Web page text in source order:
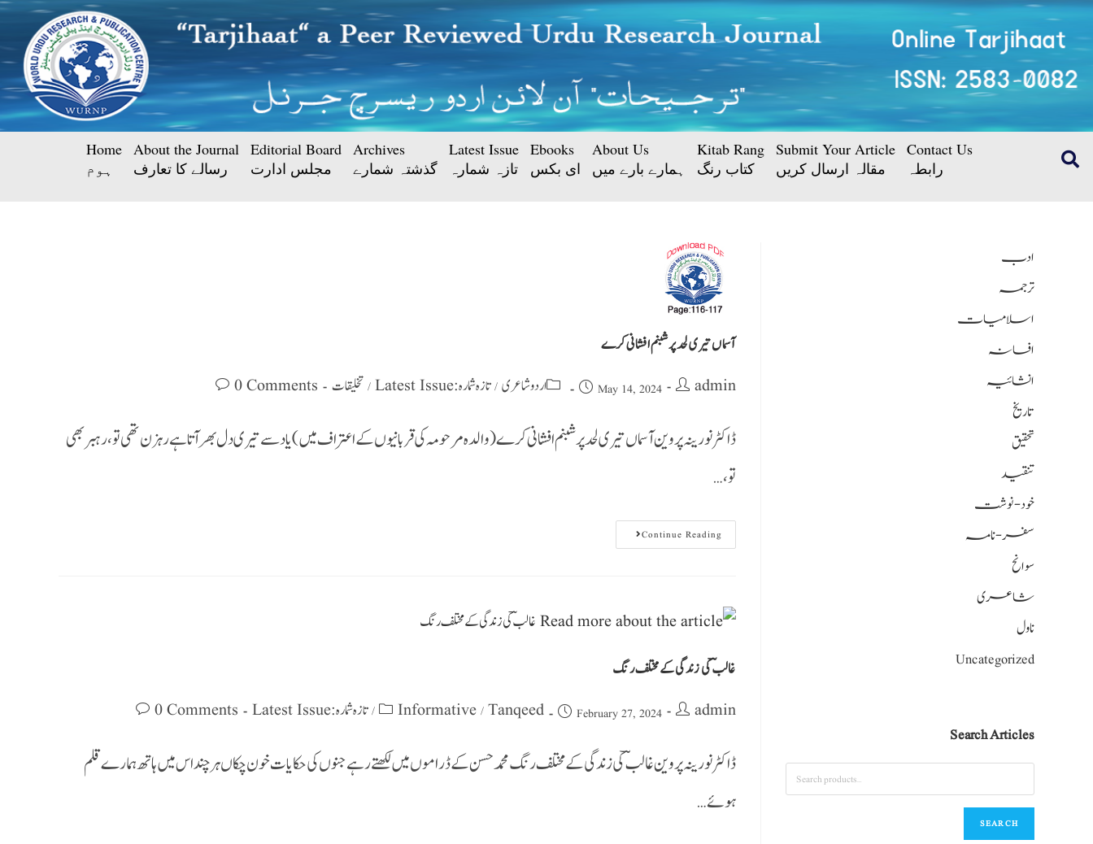
Home
ہوم
About the Journal
رسالے کا تعارف
Editorial Board
مجلس ادارت
Archives
گذشتہ شمارے
Latest Issue
تازہ شمارہ
Ebooks
ای بکس
About Us
ہمارے بارے میں
Kitab Rang
کتاب رنگ
Submit Your Article
مقالہ ارسال کریں
Contact Us
رابطہ
آسماں تیری لحد پر شبنم افشانی کرے
admin
May 14, 2024 اردو شاعری / تازہ شمارہ : Latest Issue / تخلیقات 0 Comments
ڈاکٹر نورینہ پروین آسماں تیری لحد پر شبنم افشانی کرے (والدہ مرحومہ کی قربانیوں کے اعتراف میں) یاد سے تیری دل بھر آتا ہے رہزن تھی تو، رہبر بھی
تو،…
Continue Reading
غالبؔ کی زندگی کے مختلف رنگ
admin
February 27, 2024
Informative / Tanqeed
/ تازہ شمارہ : Latest Issue 0 Comments
ڈاکٹر نورینہ پروین غالبؔ کی زندگی کے مختلف رنگ محمد حسن کے ڈراموں میں لکھتے رہے جنوں کی حکایات خون چکاں ہر چند اس میں ہاتھ ہمارے قلم
ہوئے …
ادب
ترجمہ
اسلامیات
افسانہ
انشائیہ
تاریخ
تحقیق
تنقید
خود-نوشت
سفر-نامہ
سوانح
شاعری
ناول
Uncategorized
Search Articles
SEARCH